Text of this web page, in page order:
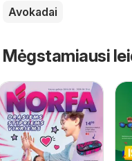
Avokadai
Mėgstamiausi